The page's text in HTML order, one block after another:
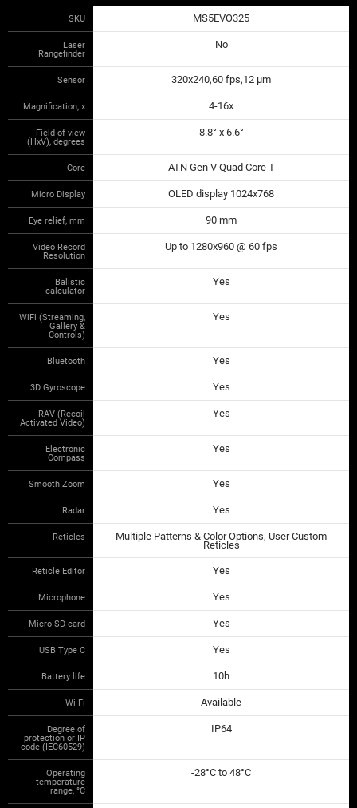
SKU MS5EVO325
Laser
Rangefinder
No
Sensor 320x240,60 fps,12 µm
Magnification, x 4-16x
Field of view
(HxV), degrees
8.8° x 6.6°
Core ATN Gen V Quad Core T
Micro Display OLED display 1024x768
Eye relief, mm 90 mm
Video Record
Resolution
Up to 1280x960 @ 60 fps
Balistic
calculator
Yes
WiFi (Streaming,
Gallery &
Controls)
Yes
Bluetooth Yes
3D Gyroscope Yes
RAV (Recoil
Activated Video)
Yes
Electronic
Compass
Yes
Smooth Zoom Yes
Radar Yes
Reticles Multiple Patterns & Color Options, User Custom
Reticles
Reticle Editor Yes
Microphone Yes
Micro SD card Yes
USB Type C Yes
Battery life 10h
Wi-Fi Available
Degree of
protection or IP
code (IEC60529)
IP64
Operating
temperature
range, °С
-28°C to 48°C